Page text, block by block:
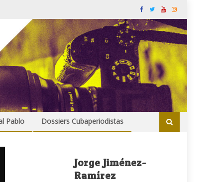
Pablo Dossiers Cubaperiodistas
Jorge Jiménez-
Ramírez